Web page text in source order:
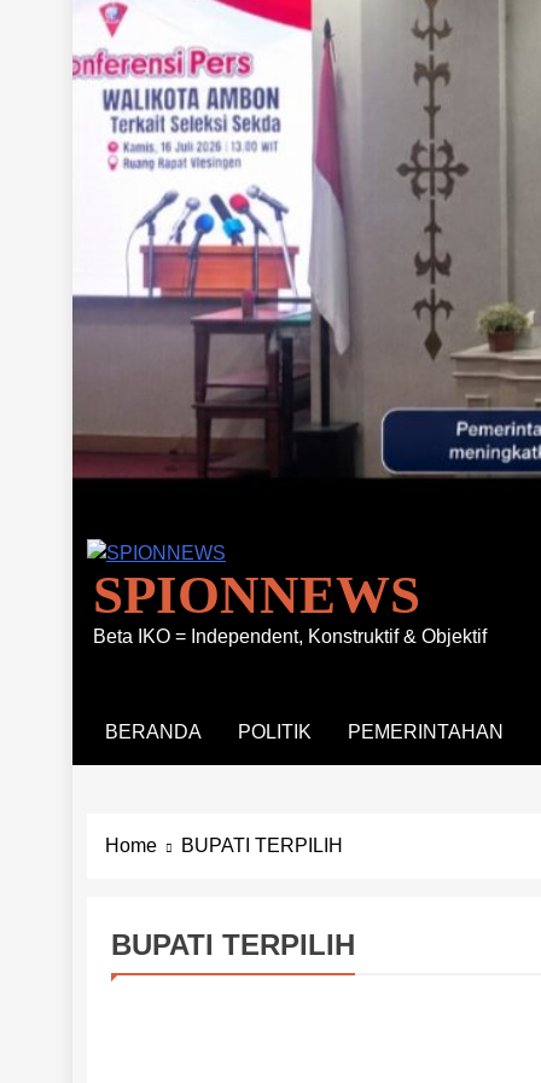
SPIONNEWS
Beta IKO = Independent, Konstruktif & Objektif
BERANDA POLITIK PEMERINTAHAN
Home BUPATI TERPILIH
BUPATI TERPILIH